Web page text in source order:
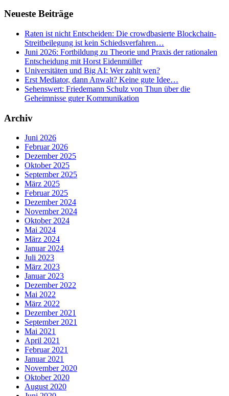
Neueste Beiträge
Raten ist nicht Entscheiden: Die crowdbasierte Blockchain-
Streitbeilegung ist kein Schiedsverfahren…
Juni 2026: Fortbildung zu Theorie und Praxis der rationalen
Entscheidung mit Horst Eidenmüller
Universitäten und Big AI: Wer zahlt wen?
Erst Mediator, dann Anwalt? Keine gute Idee…
Sehenswert: Friedemann Schulz von Thun über die
Geheimnisse guter Kommunikation
Archiv
Juni 2026
Februar 2026
Dezember 2025
Oktober 2025
September 2025
März 2025
Februar 2025
Dezember 2024
November 2024
Oktober 2024
Mai 2024
März 2024
Januar 2024
Juli 2023
März 2023
Januar 2023
Dezember 2022
Mai 2022
März 2022
Dezember 2021
September 2021
Mai 2021
April 2021
Februar 2021
Januar 2021
November 2020
Oktober 2020
August 2020